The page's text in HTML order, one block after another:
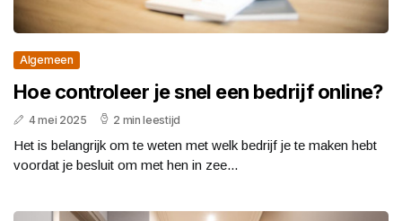
Algemeen
Hoe controleer je snel een bedrijf online?
4 mei 2025 2 min leestijd
Het is belangrijk om te weten met welk bedrijf je te maken hebt
voordat je besluit om met hen in zee...